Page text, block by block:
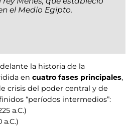
el Medio Egipto.
la historia de la
en cuatro fases principales,
crisis del poder central y de
“períodos intermedios”:
a.C.)